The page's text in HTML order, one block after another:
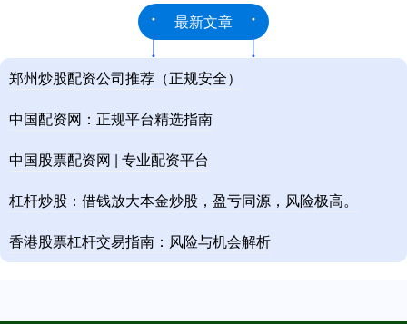
最新文章
郑州炒股配资公司推荐（正规安全）
中国配资网：正规平台精选指南
中国股票配资网 | 专业配资平台
杠杆炒股：借钱放大本金炒股，盈亏同源，风险极高。
香港股票杠杆交易指南：风险与机会解析